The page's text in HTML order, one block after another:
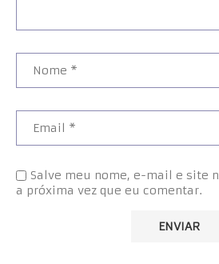
Salve meu nome, e-mail e site
a próxima vez que eu comentar.